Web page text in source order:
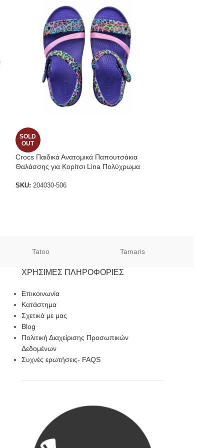
SOLD
OUT
Crocs Παιδικά Ανατομικά Παπουτσάκια
Θαλάσσης για Κορίτσι Lina Πολύχρωμα
SKU: 204030-506
Tatoo Tamaris
ΧΡΉΣΙΜΕΣ ΠΛΗΡΟΦΟΡΊΕΣ
Επικοινωνία
Κατάστημα
Σχετικά με μας
Blog
Πολιτική Διαχείρισης Προσωπικών
Δεδομένων
Συχνές ερωτήσεις- FAQS